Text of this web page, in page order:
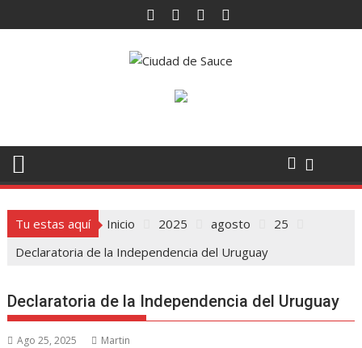
al
Tu estas aquí Inicio 2025 agosto
25
Declaratoria de la Independencia del Uruguay
Declaratoria de la Independencia del Uruguay
Ago 25, 2025 Martin